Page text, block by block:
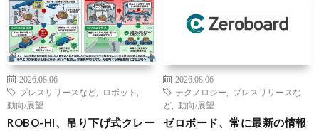
2026.08.06
プレスリリースなど
ロボット
動向/展望
ROBO-HI、吊り下げ式クレー
2026.08.06
テクノロジー
プレスリリースな
ど
動向/展望
ゼロボード、常に最新の情報